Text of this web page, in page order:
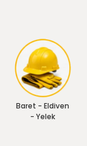
Baret - Eldiven
- Yelek